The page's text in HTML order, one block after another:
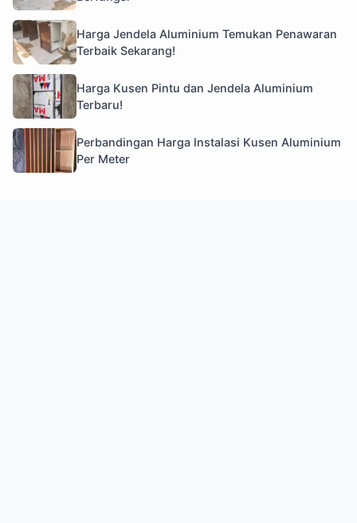
Harga Jendela Aluminium Temukan Penawaran
Terbaik Sekarang!
Harga Kusen Pintu dan Jendela Aluminium
Terbaru!
Perbandingan Harga Instalasi Kusen Aluminium
Per Meter